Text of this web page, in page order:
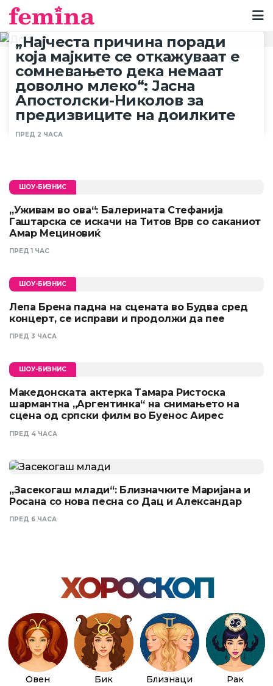
„Најчеста причина поради
која мајките се откажуваат е
сомневањето дека немаат
доволно млеко“: Јасна
Апостолски-Николов за
предизвиците на доилките
ПРЕД 2 ЧАСА
ШОУ-БИЗНИС
„Уживам во ова“: Балерината Стефанија
Гаштарска се искачи на Титов Врв со саканиот
Амар Мециновиќ
ПРЕД 1 ЧАС
ШОУ-БИЗНИС
Лепа Брена падна на сцената во Будва сред
концерт, се исправи и продолжи да пее
ПРЕД 3 ЧАСА
ШОУ-БИЗНИС
Македонската актерка Тамара Ристоска
шармантна „Аргентинка“ на снимањето на
сцена од српски филм во Буенос Аирес
ПРЕД 4 ЧАСА
„Засекогаш млади“: Близначките Маријана и
Росана со нова песна со Дац и Александар
ПРЕД 6 ЧАСА
ХОРОСКОП
Овен Бик Близнаци Рак